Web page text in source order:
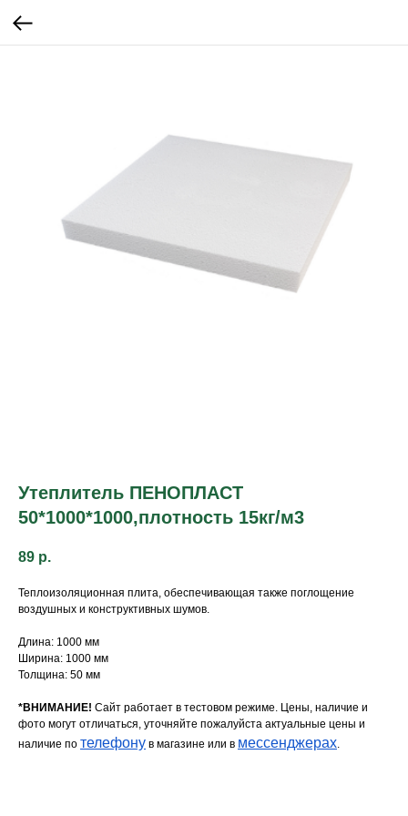
Утеплитель ПЕНОПЛАСТ
50*1000*1000,плотность 15кг/м3
89 р.
Теплоизоляционная плита, обеспечивающая также поглощение
воздушных и конструктивных шумов.
Длина: 1000 мм
Ширина: 1000 мм
Толщина: 50 мм
*ВНИМАНИЕ! Сайт работает в тестовом режиме. Цены, наличие и
фото могут отличаться, уточняйте пожалуйста актуальные цены и
наличие по телефону в магазине или в мессенджерах.